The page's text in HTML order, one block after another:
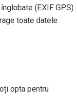
(EXIF GPS).
toate datele
opta pentru